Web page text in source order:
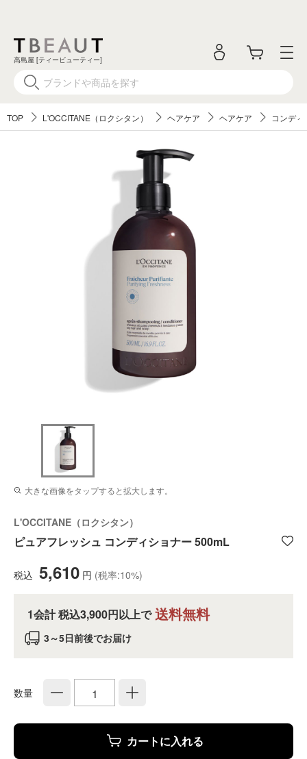
高島屋 [ティービューティー]
TOP L'OCCITANE（ロクシタン） ヘアケア ヘアケア コンデ
大きな画像をタップすると拡大します。
L'OCCITANE（ロクシタン）
ピュアフレッシュ コンディショナー 500mL
税込 5,610 円 (税率:10%)
1会計 税込3,900円以上で 送料無料
3～5日前後でお届け
数量
カートに入れる